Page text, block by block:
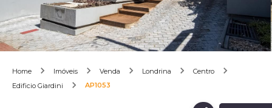
Home Imóveis Venda Londrina
Centro
Edificio Giardini
AP1053